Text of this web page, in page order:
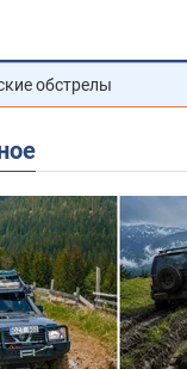
обстрелы